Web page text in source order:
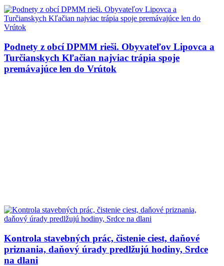
Podnety z obcí DPMM rieši. Obyvateľov Lipovca a
Turčianskych Kľačian najviac trápia spoje
premávajúce len do Vrútok
Kontrola stavebných prác, čistenie ciest, daňové
priznania, daňový úrady predlžujú hodiny, Srdce
na dlani